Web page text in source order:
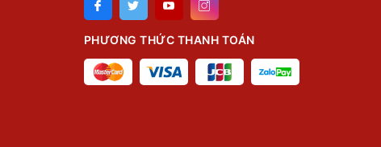
PHƯƠNG THỨC THANH TOÁN